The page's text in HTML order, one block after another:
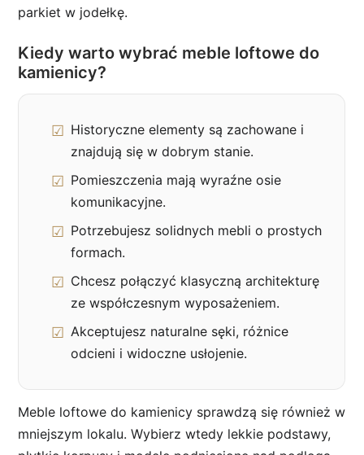
parkiet w jodełkę.
Kiedy warto wybrać meble loftowe do
kamienicy?
Historyczne elementy są zachowane i
znajdują się w dobrym stanie.
Pomieszczenia mają wyraźne osie
komunikacyjne.
Potrzebujesz solidnych mebli o prostych
formach.
Chcesz połączyć klasyczną architekturę
ze współczesnym wyposażeniem.
Akceptujesz naturalne sęki, różnice
odcieni i widoczne usłojenie.
Meble loftowe do kamienicy sprawdzą się również w
mniejszym lokalu. Wybierz wtedy lekkie podstawy,